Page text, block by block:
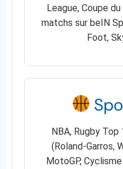
League, Coupe
matchs sur beIN
Foot,
NBA, Rugby Top
(Roland-Garros,
MotoGP,